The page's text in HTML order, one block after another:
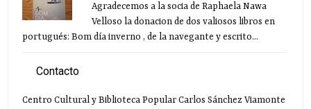
Agradecemos a la socia de Raphaela Nawa
Velloso la donacion de dos valiosos libros en
portugués: Bom día inverno , de la navegante y escrito...
Contacto
Centro Cultural y Biblioteca Popular Carlos Sánchez Viamonte